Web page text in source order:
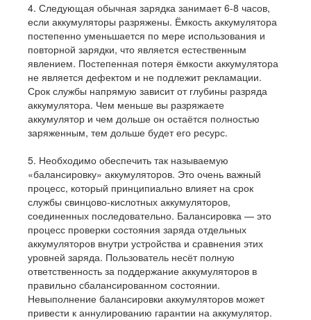
4. Следующая обычная зарядка занимает 6-8 часов,
если аккумуляторы разряжены. Ёмкость аккумулятора
постепенно уменьшается по мере использования и
повторной зарядки, что является естественным
явлением. Постепенная потеря ёмкости аккумулятора
не является дефектом и не подлежит рекламации.
Срок службы напрямую зависит от глубины разряда
аккумулятора. Чем меньше вы разряжаете
аккумулятор и чем дольше он остаётся полностью
заряженным, тем дольше будет его ресурс.
5. Необходимо обеспечить так называемую
«балансировку» аккумуляторов. Это очень важный
процесс, который принципиально влияет на срок
службы свинцово-кислотных аккумуляторов,
соединенных последовательно. Балансировка — это
процесс проверки состояния заряда отдельных
аккумуляторов внутри устройства и сравнения этих
уровней заряда. Пользователь несёт полную
ответственность за поддержание аккумуляторов в
правильно сбалансированном состоянии.
Невыполнение балансировки аккумуляторов может
привести к аннулированию гарантии на аккумулятор.